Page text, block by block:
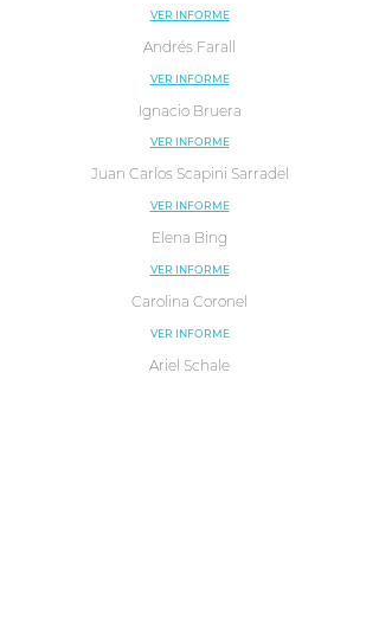
VER INFORME
Andrés Farall
VER INFORME
Ignacio Bruera
VER INFORME
Juan Carlos Scapini Sarradel
VER INFORME
Elena Bing
VER INFORME
Carolina Coronel
VER INFORME
Ariel Schale